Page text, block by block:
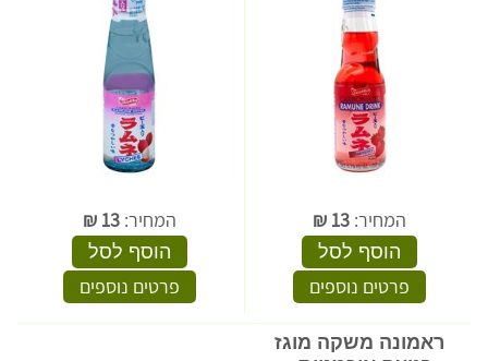
המחיר: 13
₪
הוסף לסל
פרטים נוספים
המחיר:13
₪
הוסף לסל
פרטים נוספים
ראמונה משקה מוגז